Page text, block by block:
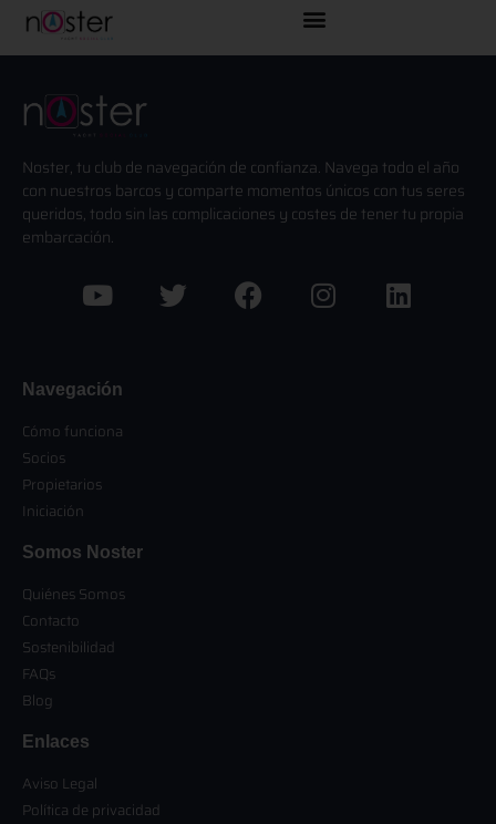
Noster, tu club de navegación de confianza. Navega todo el año
con nuestros barcos y comparte momentos únicos con tus seres
queridos, todo sin las complicaciones y costes de tener tu propia
embarcación.
Navegación
Cómo funciona
Socios
Propietarios
Iniciación
Somos Noster
Quiénes Somos
Contacto
Sostenibilidad
FAQs
Blog
Enlaces
Aviso Legal
Política de privacidad